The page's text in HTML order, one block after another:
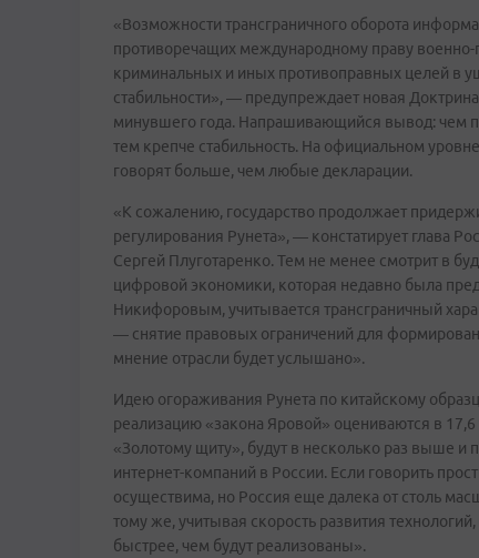
«Возможности трансграничного оборота
противоречащих международному праву военно-
криминальных и иных противоправных целей в
стабильности», — предупреждает новая
минувшего года. Напрашивающийся вывод: чем
тем крепче стабильность. На официальном
говорят больше, чем любые декларации.
«К сожалению, государство продолжает
регулирования Рунета», — констатирует глава
Сергей Плуготаренко. Тем не менее смотрит в
цифровой экономики, которая недавно была
Никифоровым, учитывается трансграничный
— снятие правовых ограничений для
мнение отрасли будет услышано».
Идею огораживания Рунета по китайскому
реализацию «закона Яровой» оцениваются в
«Золотому щиту», будут в несколько раз выше и
интернет-компаний в России. Если говорить
осуществима, но Россия еще далека от столь
тому же, учитывая скорость развития
быстрее, чем будут реализованы».